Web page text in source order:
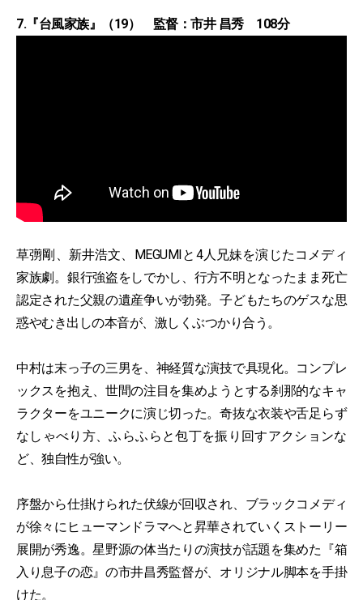
7.『台風家族』（19） 監督：市井 昌秀 108分
草彅剛、新井浩文、MEGUMIと4人兄妹を演じたコメディ
家族劇。銀行強盗をしでかし、行方不明となったまま死亡
認定された父親の遺産争いが勃発。子どもたちのゲスな思
惑やむき出しの本音が、激しくぶつかり合う。
中村は末っ子の三男を、神経質な演技で具現化。コンプレ
ックスを抱え、世間の注目を集めようとする刹那的なキャ
ラクターをユニークに演じ切った。奇抜な衣装や舌足らず
なしゃべり方、ふらふらと包丁を振り回すアクションな
ど、独自性が強い。
序盤から仕掛けられた伏線が回収され、ブラックコメディ
が徐々にヒューマンドラマへと昇華されていくストーリー
展開が秀逸。星野源の体当たりの演技が話題を集めた『箱
入り息子の恋』の市井昌秀監督が、オリジナル脚本を手掛
けた。